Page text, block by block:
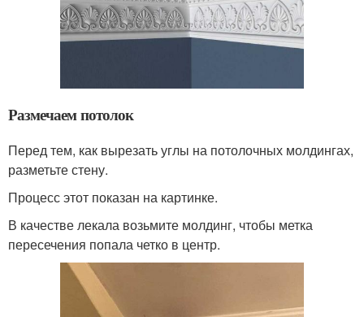
Размечаем потолок
Перед тем, как вырезать углы на потолочных молдингах,
разметьте стену.
Процесс этот показан на картинке.
В качестве лекала возьмите молдинг, чтобы метка
пересечения попала четко в центр.